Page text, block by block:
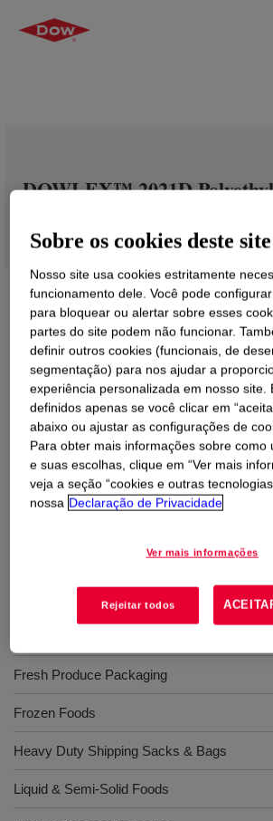
DOWLEX™ 2021D
O que éDOWLEX™ 2021D
Linear low density polyethylene with
strength, outstanding toughness and
Fresh Produce Packaging
Frozen Foods
Heavy Duty Shipping Sacks & Bags
Liquid & Semi-Solid Foods
Sobre os cookies deste site
Nosso site usa cookies estritamente
funcionamento dele. Você pode
para bloquear ou alertar sobre esses
partes do site podem não funcionar.
definir outros cookies (funcionais, de
segmentação) para nos ajudar a
experiência personalizada em nosso site.
definidos apenas se você clicar em
abaixo ou ajustar as configurações de
Para obter mais informações sobre como
e suas escolhas, clique em “Ver mais
veja a seção “cookies e outras
nossa Declaração de Privacidade
Ver mais informações
Rejeitar todos